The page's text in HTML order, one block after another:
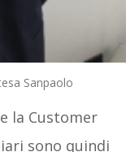
Sanpaolo
la Customer
sono quindi